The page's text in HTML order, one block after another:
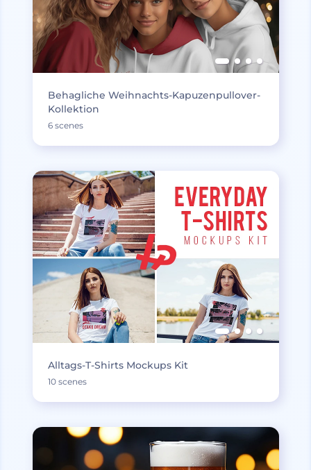
Behagliche Weihnachts-Kapuzenpullover-
Kollektion
6 scenes
Alltags-T-Shirts Mockups Kit
10 scenes